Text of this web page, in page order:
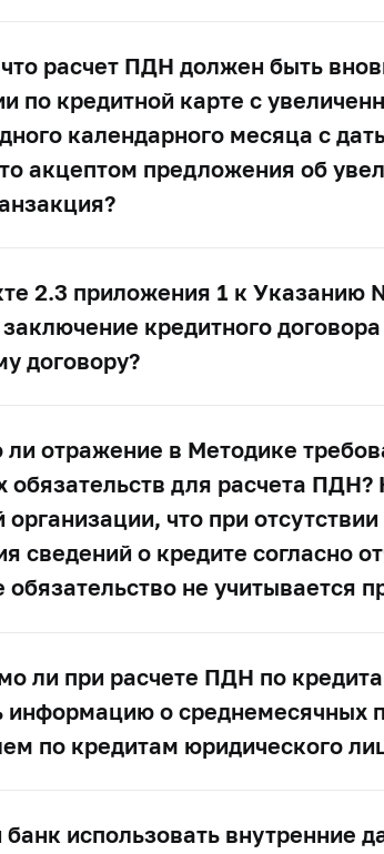
расчет ПДН должен быть
по кредитной карте с
календарного месяца с
акцептом предложения об
2.3 приложения 1 к
заключение кредитного
договору?
отражение в Методике
обязательств для расчета
организации, что при
сведений о кредите согласно
обязательство не учитывается
ли при расчете ПДН по
информацию о среднемесячных
по кредитам юридического
использовать внутренние